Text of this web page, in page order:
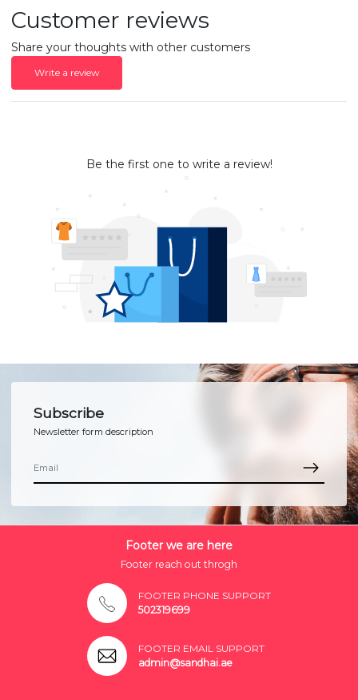
Customer reviews
Share your thoughts with other customers
Write a review
Be the first one to write a review!
Subscribe
Newsletter form description
Footer we are here
Footer reach out throgh
FOOTER PHONE SUPPORT
502319699
FOOTER EMAIL SUPPORT
admin@sandhai.ae